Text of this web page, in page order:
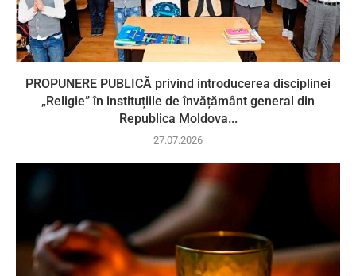
PROPUNERE PUBLICĂ privind introducerea disciplinei
„Religie” în instituțiile de învățământ general din
Republica Moldova...
27.07.2026